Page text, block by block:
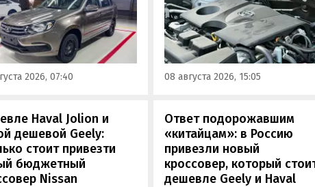
что после
трансмиссия
тросовый привод,
переключения
пару с
числом 3,9
2026, 07:40
прямо зависит от качества
обслуживания и условий
эксплуатации. Тем не менее
Autonews составил ТОП-3
надежных бензиновых
моторов, которые могут не
08 августа 2026, 15:05
Haval Jolion и
дешевой Geely:
стоит привезти
бюджетный
Nissan
Ответ подорожавшим
«китайцам»: в Россию
привезли новый
кроссовер, который
дешевле Geely и Haval